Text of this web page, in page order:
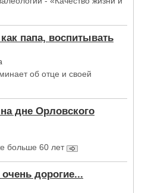
папа, воспитывать
об отце и своей
дне Орловского
больше 60 лет
дорогие...